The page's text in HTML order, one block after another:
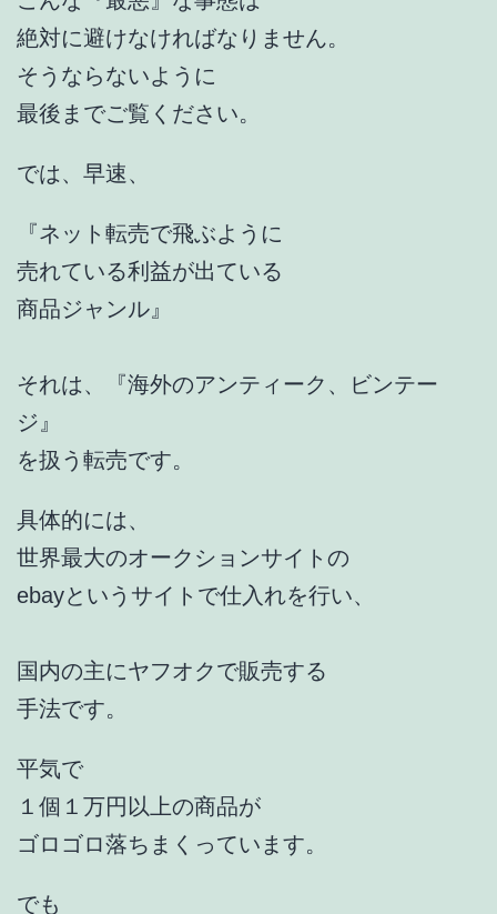
絶対に避けなければなりません。
そうならないように
最後までご覧ください。
では、早速、
『ネット転売で飛ぶように
売れている利益が出ている
商品ジャンル』
それは、『海外のアンティーク、ビンテー
ジ』
を扱う転売です。
具体的には、
世界最大のオークションサイトの
ebayというサイトで仕入れを行い、
国内の主にヤフオクで販売する
手法です。
平気で
１個１万円以上の商品が
ゴロゴロ落ちまくっています。
でも